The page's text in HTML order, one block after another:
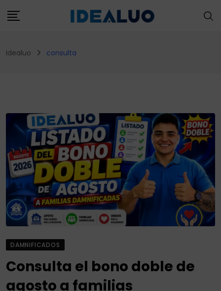
to
Idealuo consulta
DAMNIFICADOS
Consulta el bono doble de
agosto a familias